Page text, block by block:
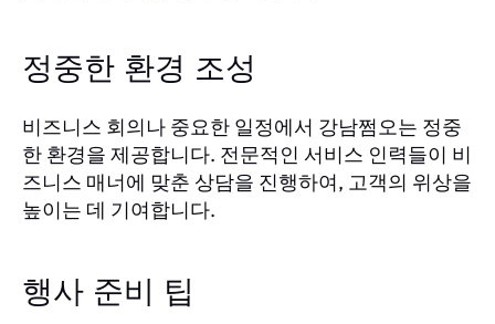
정중한 환경 조성
비즈니스 회의나 중요한 일정에서 강남쩜오는 정중
한 환경을 제공합니다. 전문적인 서비스 인력들이 비
즈니스 매너에 맞춘 상담을 진행하여, 고객의 위상을
높이는 데 기여합니다.
행사 준비 팁